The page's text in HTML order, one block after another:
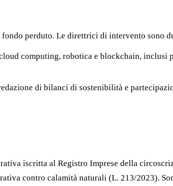
perduto. Le direttrici di intervento sono
computing, robotica e blockchain, inclusi
di bilanci di sostenibilità e
iscritta al Registro Imprese della
contro calamità naturali (L. 213/2023).